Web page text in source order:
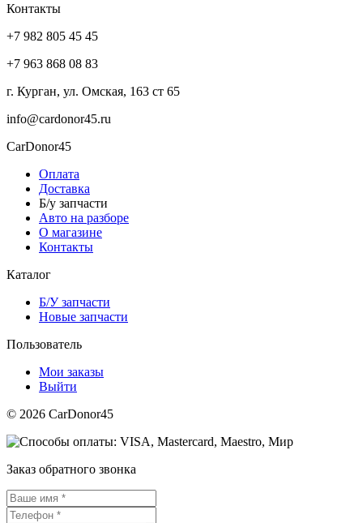
Контакты
+7 982 805 45 45
+7 963 868 08 83
г. Курган, ул. Омская, 163 ст 65
info@cardonor45.ru
CarDonor45
Оплата
Доставка
Б/у запчасти
Авто на разборе
О магазине
Контакты
Каталог
Б/У запчасти
Новые запчасти
Пользователь
Мои заказы
Выйти
© 2026 CarDonor45
Заказ обратного звонка